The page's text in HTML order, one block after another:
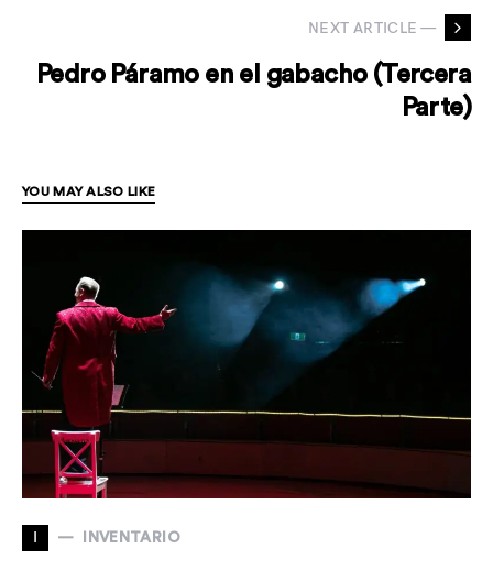
NEXT ARTICLE —
Pedro Páramo en el gabacho (Tercera
Parte)
YOU MAY ALSO LIKE
I INVENTARIO